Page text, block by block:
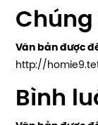
Văn bản được
http://
Bình